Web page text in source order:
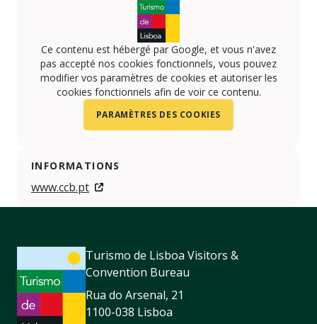
Ce contenu est hébergé par Google, et vous n'avez
pas accepté nos cookies fonctionnels, vous pouvez
modifier vos paramètres de cookies et autoriser les
cookies fonctionnels afin de voir ce contenu.
PARAMÈTRES DES COOKIES
INFORMATIONS
www.ccb.pt
Turismo de Lisboa Visitors &
Convention Bureau
Rua do Arsenal, 21
1100-038 Lisboa